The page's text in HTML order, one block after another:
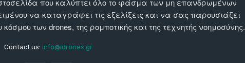
που καλύπτει όλο το φάσμα των μη επανδρωμένων
να καταγράφει τις εξελίξεις και να σας παρουσιάζει
των drones, της ρομποτικής και της τεχνητής νοημοσύνης.
Contact us: info@idrones.gr